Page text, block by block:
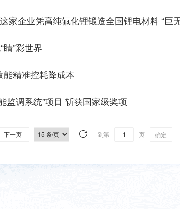
家企业凭高纯氟化锂锻造全国锂电材料 “巨
睛”彩世界
精准控耗降成本
监调系统”项目 斩获国家级奖项
下一页 到第 页 确定